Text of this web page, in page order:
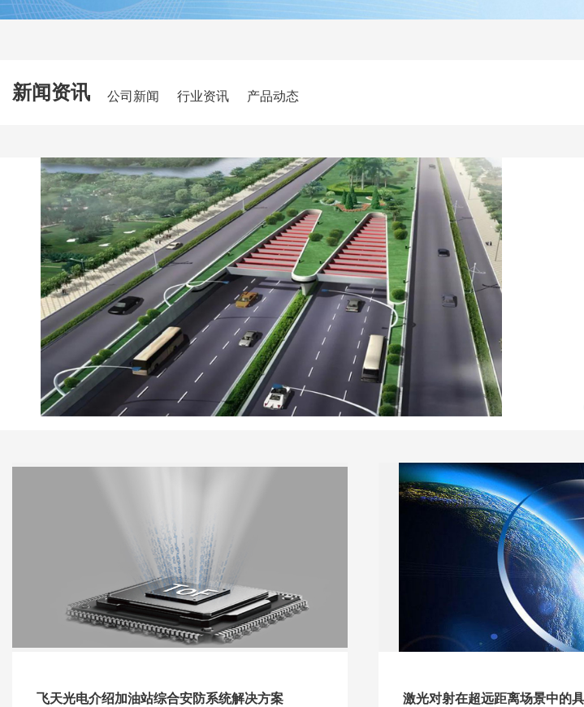
新闻资讯 公司新闻 行业资讯 产品动态
飞天光电介绍加油站综合安防系统解决方案 激光对射在超远距离场景中的